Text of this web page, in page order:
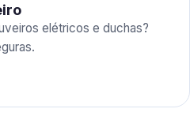
elétricos e duchas?